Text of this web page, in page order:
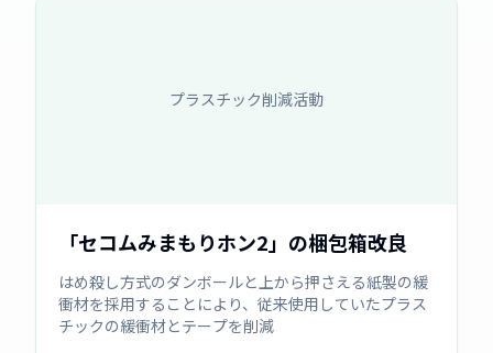
プラスチック削減活動
「セコムみまもりホン2」の梱包箱改良
はめ殺し方式のダンボールと上から押さえる紙製の緩
衝材を採用することにより、従来使用していたプラス
チックの緩衝材とテープを削減